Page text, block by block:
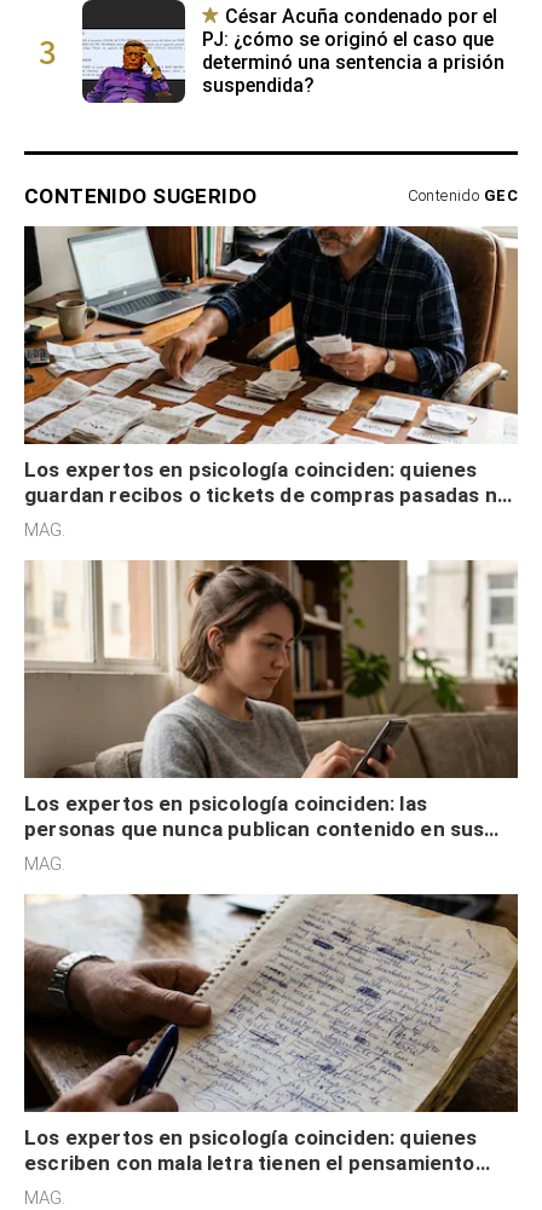
3
César Acuña condenado por el
PJ: ¿cómo se originó el caso que
determinó una sentencia a prisión
suspendida?
CONTENIDO SUGERIDO Contenido GEC
Los expertos en psicología coinciden: quienes
guardan recibos o tickets de compras pasadas no
son acumuladores, sino que tienen necesidad de
MAG.
Los expertos en psicología coinciden: las
personas que nunca publican contenido en sus
redes sociales no pretenden buscar validación
MAG.
Los expertos en psicología coinciden: quienes
escriben con mala letra tienen el pensamiento
acelerado y no lo hacen por desinterés
MAG.